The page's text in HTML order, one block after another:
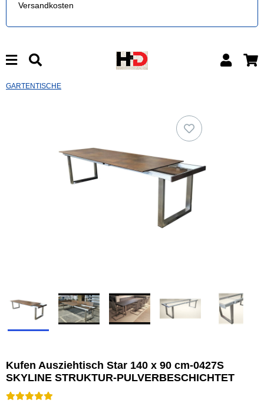
Versandkosten
GARTENTISCHE
Kufen Ausziehtisch Star 140 x 90 cm-0427S
SKYLINE STRUKTUR-PULVERBESCHICHTET